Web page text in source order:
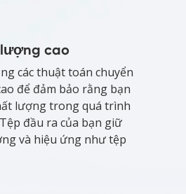
cao
các thuật toán chuyển
để đảm bảo rằng bạn
lượng trong quá trình
đầu ra của bạn giữ
và hiệu ứng như tệp